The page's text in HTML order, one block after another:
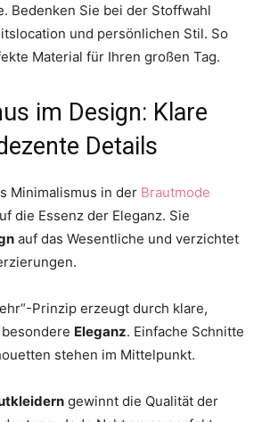
Bedenken Sie bei der Stoffwahl
und persönlichen Stil. So
Material für Ihren großen Tag.
im Design: Klare
Details
Minimalismus in der Brautmode
die Essenz der Eleganz. Sie
auf das Wesentliche und verzichtet
Prinzip erzeugt durch klare,
Eleganz. Einfache Schnitte
stehen im Mittelpunkt.
gewinnt die Qualität der